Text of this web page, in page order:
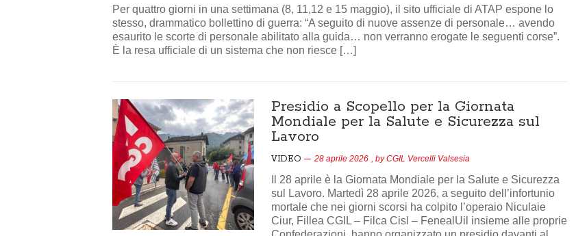
Per quattro giorni in una settimana (8, 11,12 e 15 maggio), il sito ufficiale di ATAP espone lo
stesso, drammatico bollettino di guerra: “A seguito di nuove assenze di personale… avendo
esaurito le scorte di personale abilitato alla guida… non verranno erogate le seguenti corse”.
È la resa ufficiale di un sistema che non riesce […]
Presidio a Scopello per la Giornata
Mondiale per la Salute e Sicurezza sul
Lavoro
VIDEO 28 aprile 2026 , byCGIL Vercelli Valsesia
Il 28 aprile è la Giornata Mondiale per la Salute e Sicurezza
sul Lavoro. Martedì 28 aprile 2026, a seguito dell’infortunio
mortale che nei giorni scorsi ha colpito l’operaio Niculaie
Ciur, Fillea CGIL – Filca Cisl – FenealUil insieme alle proprie